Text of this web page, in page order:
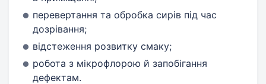
перевертання та обробка сирів під час
дозрівання;
відстеження розвитку смаку;
робота з мікрофлорою й запобігання
дефектам.